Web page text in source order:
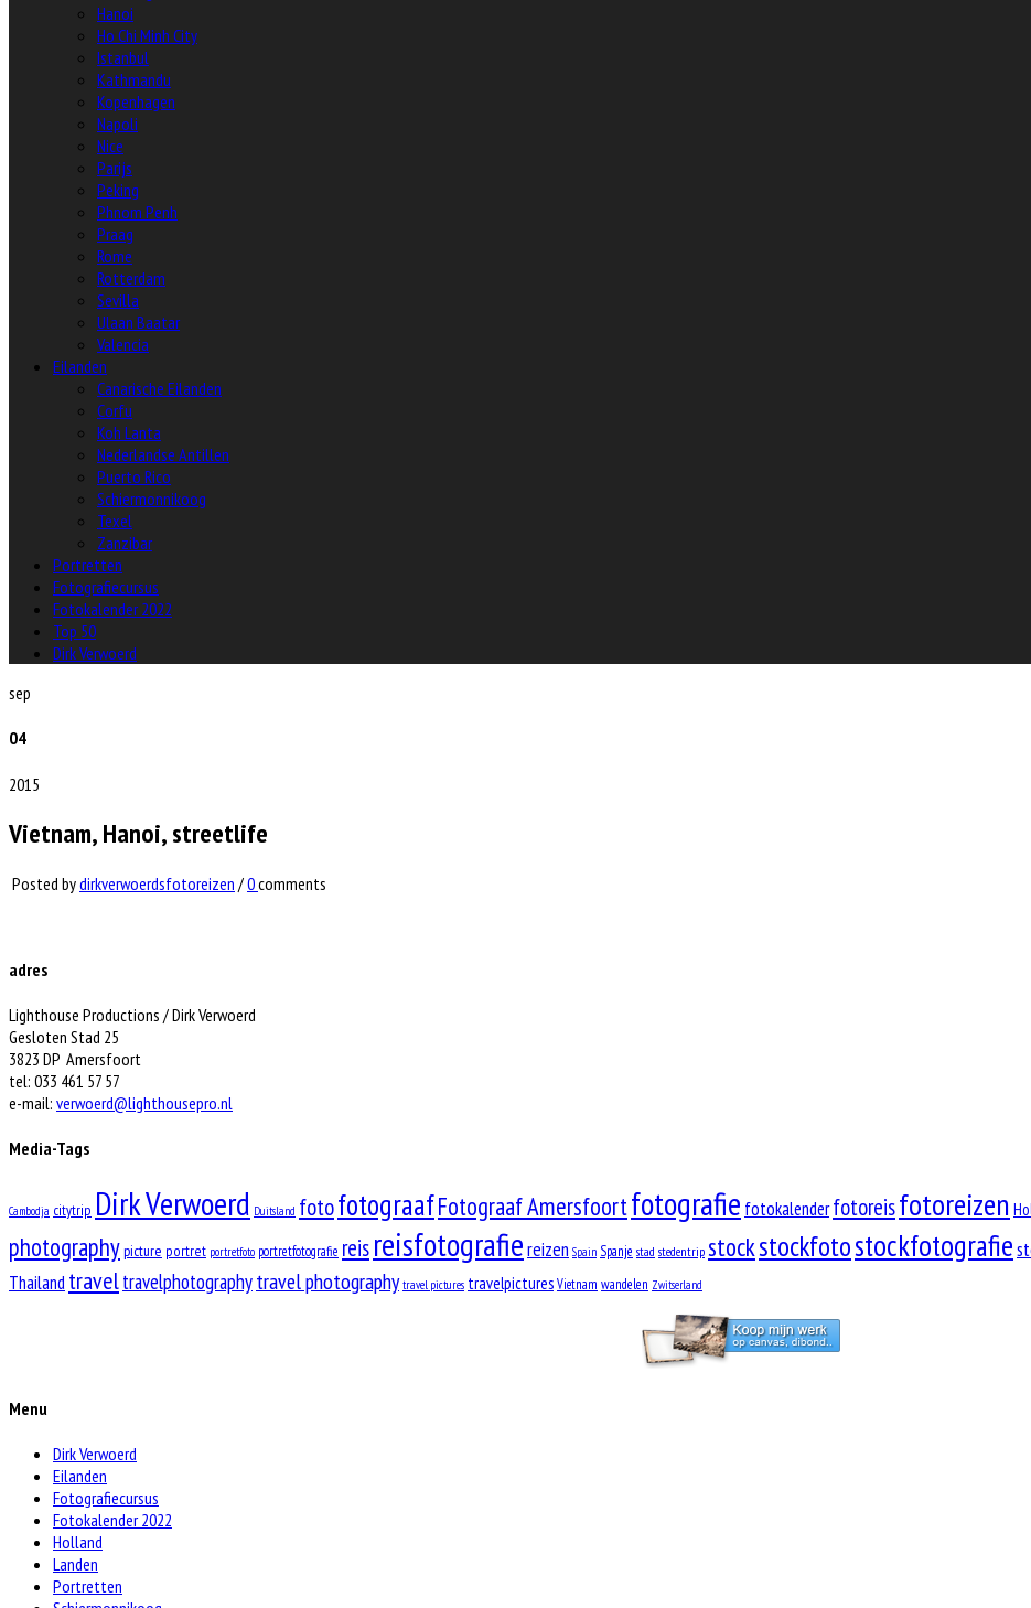
Hanoi
Ho Chi Minh City
Istanbul
Kathmandu
Kopenhagen
Napoli
Nice
Parijs
Peking
Phnom Penh
Praag
Rome
Rotterdam
Sevilla
Ulaan Baatar
Valencia
Eilanden
Canarische Eilanden
Corfu
Koh Lanta
Nederlandse Antillen
Puerto Rico
Schiermonnikoog
Texel
Zanzibar
Portretten
Fotografiecursus
Fotokalender 2022
Top 50
Dirk Verwoerd
sep
04
2015
Vietnam, Hanoi, streetlife
Posted bydirkverwoerdsfotoreizen /0comments
adres
Lighthouse Productions / Dirk Verwoerd
Gesloten Stad 25
3823 DP Amersfoort
tel: 033 461 57 57
e-mail: verwoerd@lighthousepro.nl
Media-Tags
Cambodja citytrip Dirk Verwoerd Duitsland fotofotograafFotograaf Amersfoortfotografie fotokalenderfotoreisfotoreizen
photographypicture portret portretfoto portretfotografie reisreisfotografiereizen Spain Spanje stad stedentrip stockstockfotostockfotografie
Thailandtraveltravelphotographytravel photography travel pictures travelpicturesVietnam wandelen Zwitserland
Menu
Dirk Verwoerd
Eilanden
Fotografiecursus
Fotokalender 2022
Holland
Landen
Portretten